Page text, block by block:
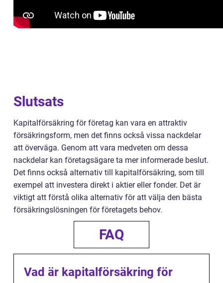
Slutsats
Kapitalförsäkring för företag kan vara en attraktiv
försäkringsform, men det finns också vissa nackdelar
att överväga. Genom att vara medveten om dessa
nackdelar kan företagsägare ta mer informerade beslut.
Det finns också alternativ till kapitalförsäkring, som till
exempel att investera direkt i aktier eller fonder. Det är
viktigt att förstå olika alternativ för att välja den bästa
försäkringslösningen för företagets behov.
FAQ
Vad är kapitalförsäkring för